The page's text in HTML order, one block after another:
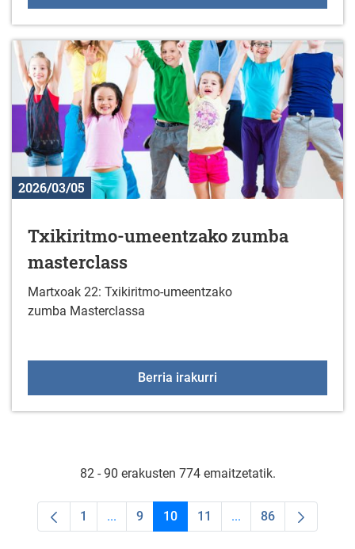
2026/03/05
Txikiritmo-umeentzako zumba
masterclass
Martxoak 22: Txikiritmo-umeentzako
zumba Masterclassa
Berria irakurri
82 - 90 erakusten 774 emaitzetatik.
Orrialdea
1 ...Intermediate Pages Use TAB to navigate.
Orrialdea
9 Orrialdea
10 Orrialdea
11 ...Intermediate Pages
Orrialdea
86